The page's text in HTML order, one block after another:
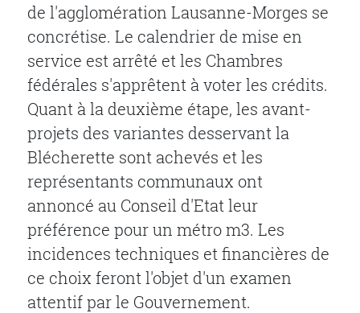
de l'agglomération Lausanne-Morges se
concrétise. Le calendrier de mise en
service est arrêté et les Chambres
fédérales s'apprêtent à voter les crédits.
Quant à la deuxième étape, les avant-
projets des variantes desservant la
Blécherette sont achevés et les
représentants communaux ont
annoncé au Conseil d'Etat leur
préférence pour un métro m3. Les
incidences techniques et financières de
ce choix feront l'objet d'un examen
attentif par le Gouvernement.